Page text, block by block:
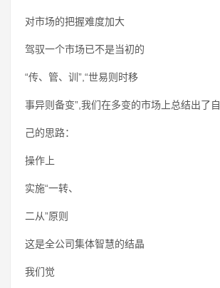
对市场的把握难度加大
驾驭一个市场已不是当初的
“传、管、训”,“世易则时移
事异则备变”,我们在多变的市场上总结出了自
己的思路：
操作上
实施“一转、
二从”原则
这是全公司集体智慧的结晶
我们觉